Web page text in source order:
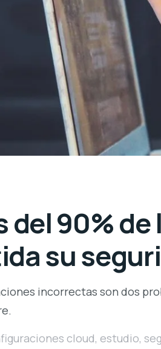
del 90%
su
incorrectas son dos
cloud, estudio,